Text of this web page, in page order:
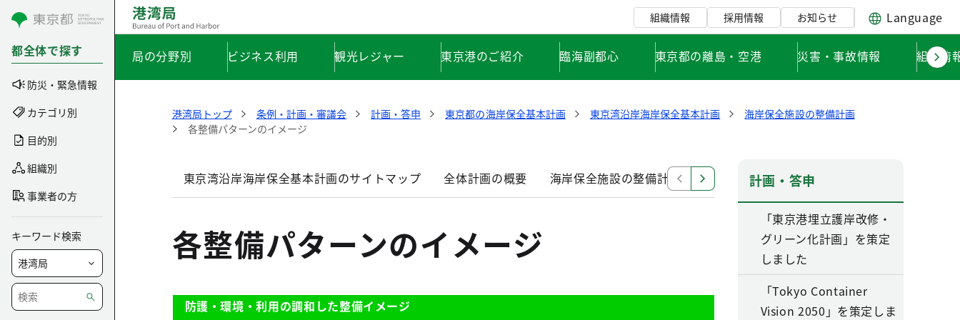
コンテンツにスキップ
都全体で探す
防災・緊急情報
カテゴリ別
目的別
組織別
事業者の方
キーワード検索
組織情報 採用情報 お知らせ Language
局の分野別 ビジネス利用 観光レジャー 東京港のご紹介 臨海副都心 東京都の離島・空港 災害・事故情報 組織情
港湾局トップ 条例・計画・審議会 計画・答申 東京都の海岸保全基本計画 東京湾沿岸海岸保全基本計画
海岸保全施設の整備計画
各整備パターンのイメージ
東京湾沿岸海岸保全基本計画のサイトマップ 全体計画の概要 海岸保全施設の整備計画 海岸保全の基本理念と基本方針・目標
各整備パターンのイメージ
防護・環境・利用の調和した整備イメージ
計画・答申
「東京港埋立護岸改修・
グリーン化計画」を策定
しました
「Tokyo Container
Vision 2050」を策定しま